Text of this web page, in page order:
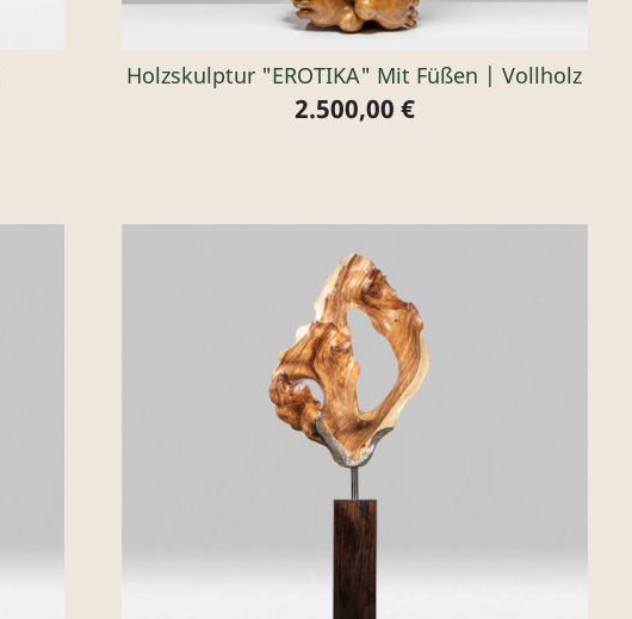
Holzskulptur "EROTIKA" Mit Füßen | Vollholz
Preis
2.500,00 €